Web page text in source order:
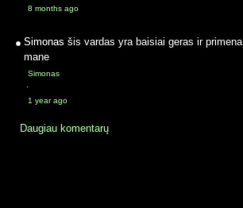
8 months ago
Simonas šis vardas yra baisiai geras ir primena
mane
Simonas
·
1 year ago
Daugiau komentarų